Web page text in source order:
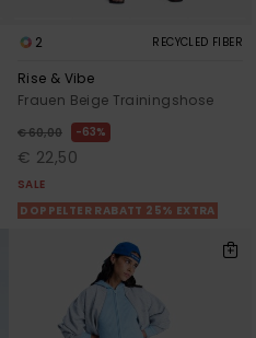
2 RECYCLED FIBER
Rise & Vibe
Frauen Beige Trainingshose
€ 60,00 63%
€ 22,50
SALE
DOPPELTER RABATT 25% EXTRA